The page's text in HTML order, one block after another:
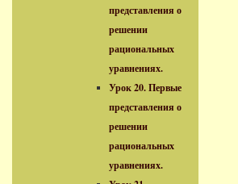
представления о
решении
рациональных
уравнениях.
Урок 20. Первые
представления о
решении
рациональных
уравнениях.